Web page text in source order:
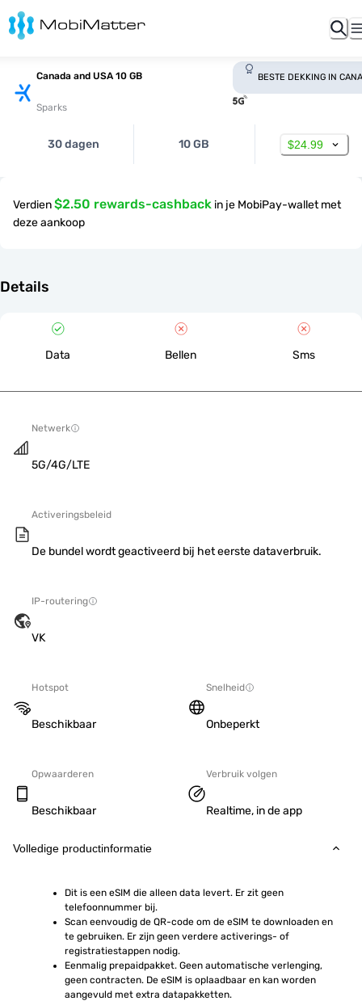
Canada and USA 10 GB
Sparks
BESTE DEKKING IN
30 dagen 10 GB $24.99
Verdien$2.50 rewards-cashback in je MobiPay-wallet met
deze aankoop
Details
Data Bellen Sms
Netwerk
5G/4G/LTE
Activeringsbeleid
De bundel wordt geactiveerd bij het eerste dataverbruik.
IP-routering
VK
Hotspot
Beschikbaar
Snelheid
Onbeperkt
Opwaarderen
Beschikbaar
Verbruik volgen
Realtime, in de app
Volledige productinformatie
Dit is een eSIM die alleen data levert. Er zit geen
telefoonnummer bij.
Scan eenvoudig de QR-code om de eSIM te downloaden en
te gebruiken. Er zijn geen verdere activerings- of
registratiestappen nodig.
Eenmalig prepaidpakket. Geen automatische verlenging,
geen contracten. De eSIM is oplaadbaar en kan worden
aangevuld met extra datapakketten.